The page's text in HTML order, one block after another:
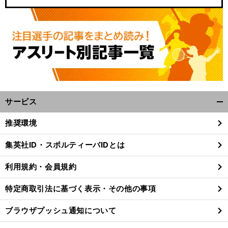
サービス
閉
る
推奨環境
集英社ID・スポルティーバIDとは
利用規約・会員規約
特定商取引法に基づく表示・その他の事項
ブラウザプッシュ通知について